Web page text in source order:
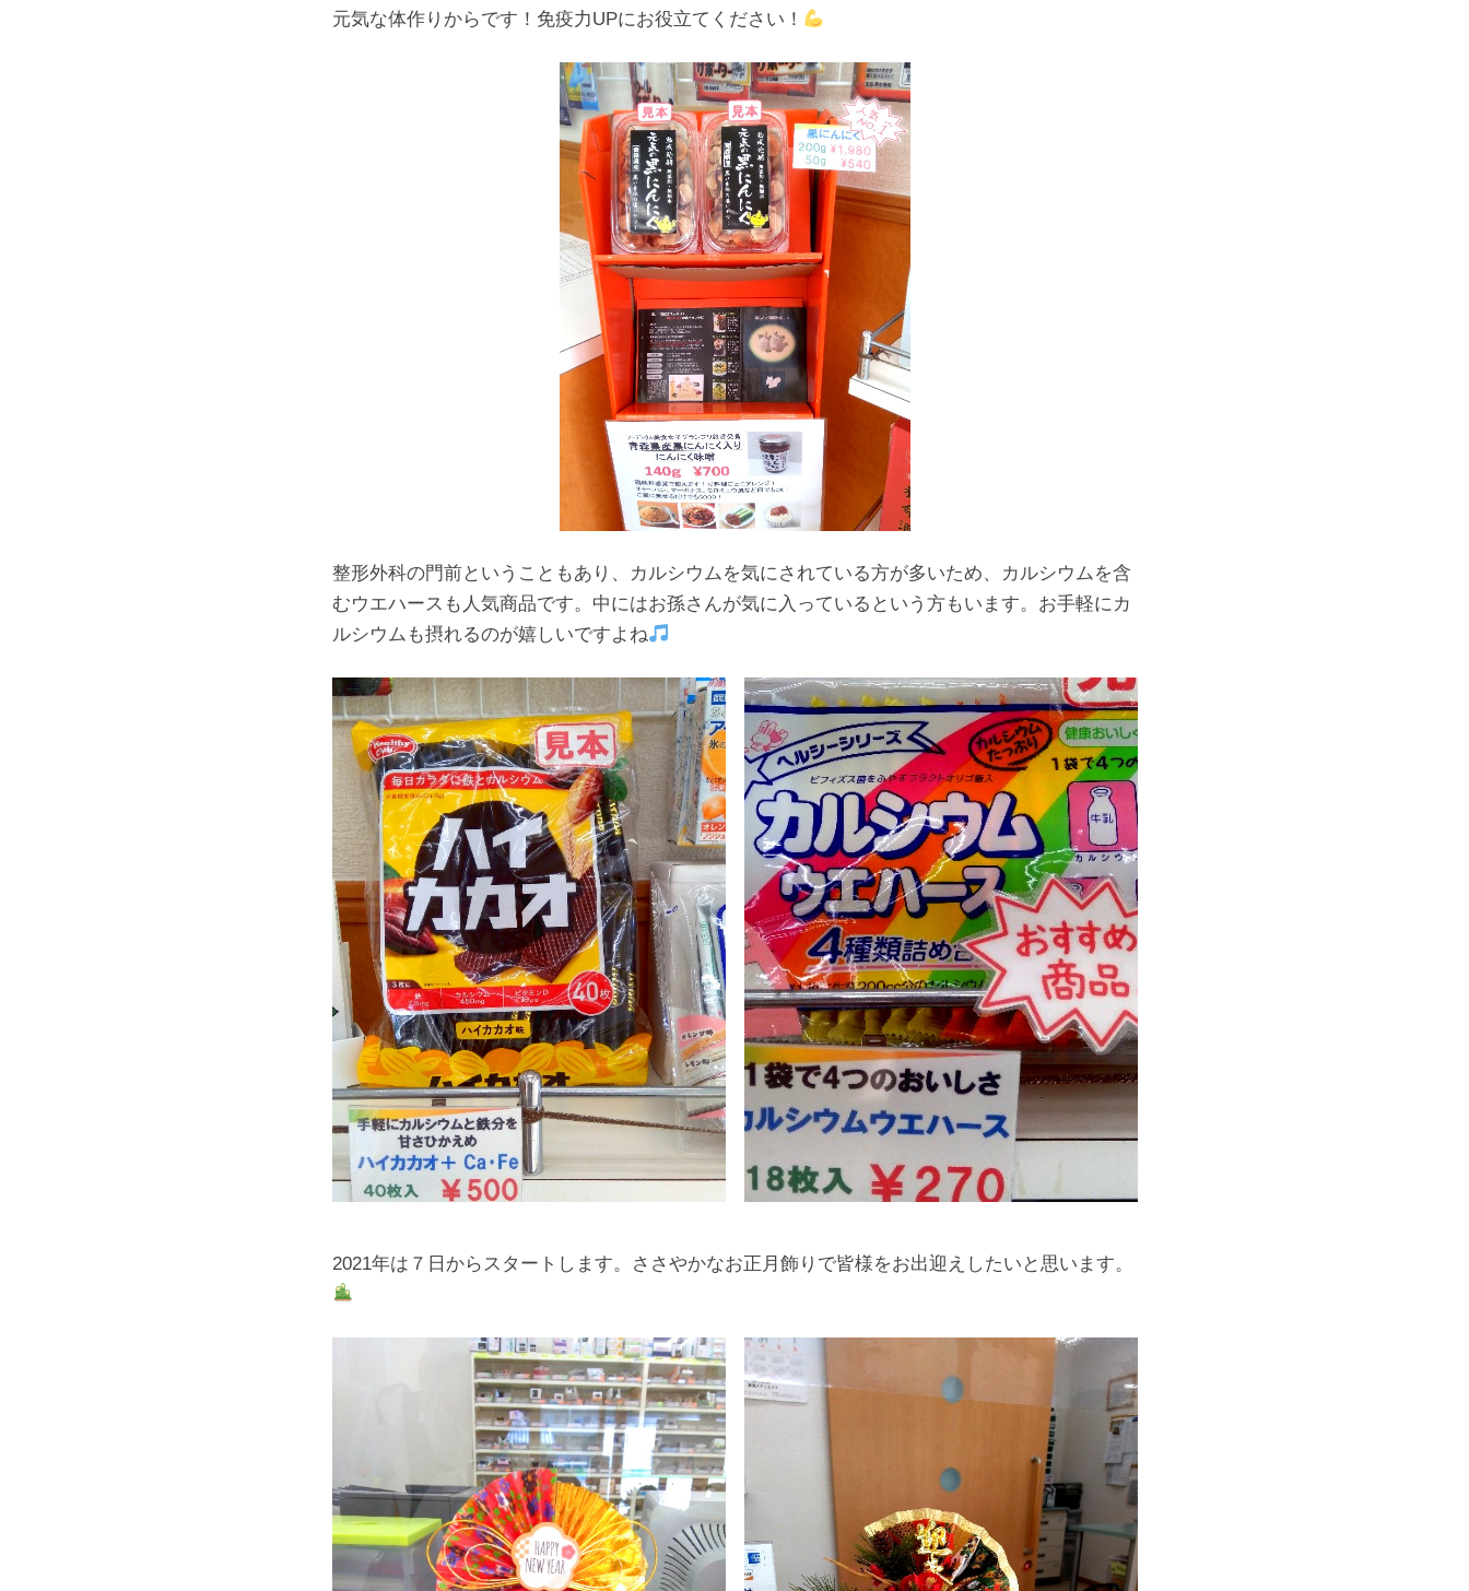
元気な体作りからです！免疫力UPにお役立てください！
整形外科の門前ということもあり、カルシウムを気にされている方が多いため、カルシウムを含
むウエハースも人気商品です。中にはお孫さんが気に入っているという方もいます。お手軽にカ
ルシウムも摂れるのが嬉しいですよね
2021年は７日からスタートします。ささやかなお正月飾りで皆様をお出迎えしたいと思います。